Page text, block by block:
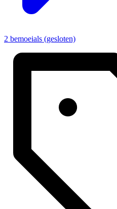
2 bemoeials (gesloten)